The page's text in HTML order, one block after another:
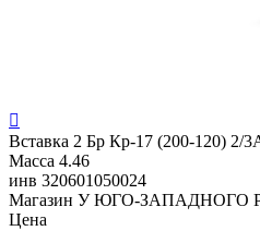

Вставка 2 Бр Кр-17 (200-120) 2/
Масса 4.46
инв 320601050024
Магазин У ЮГО-ЗАПАДНОГО
Цена